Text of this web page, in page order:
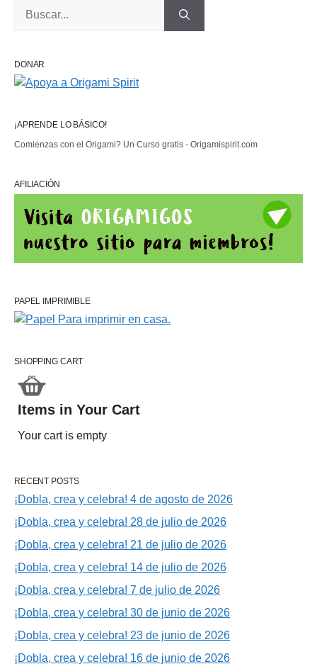
DONAR
¡APRENDE LO BÁSICO!
Comienzas con el Origami? Un Curso gratis - Origamispirit.com
AFILIACIÓN
PAPEL IMPRIMIBLE
SHOPPING CART
Items in Your Cart
Your cart is empty
RECENT POSTS
¡Dobla, crea y celebra! 4 de agosto de 2026
¡Dobla, crea y celebra! 28 de julio de 2026
¡Dobla, crea y celebra! 21 de julio de 2026
¡Dobla, crea y celebra! 14 de julio de 2026
¡Dobla, crea y celebra! 7 de julio de 2026
¡Dobla, crea y celebra! 30 de junio de 2026
¡Dobla, crea y celebra! 23 de junio de 2026
¡Dobla, crea y celebra! 16 de junio de 2026